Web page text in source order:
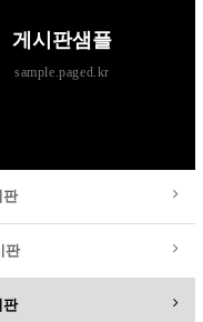
게시판샘플
sample.paged.kr
판
판
판